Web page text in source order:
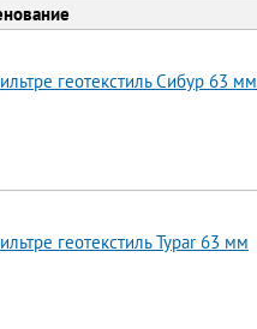
геотекстиль Сибур 63 мм
геотекстиль Typar 63 мм